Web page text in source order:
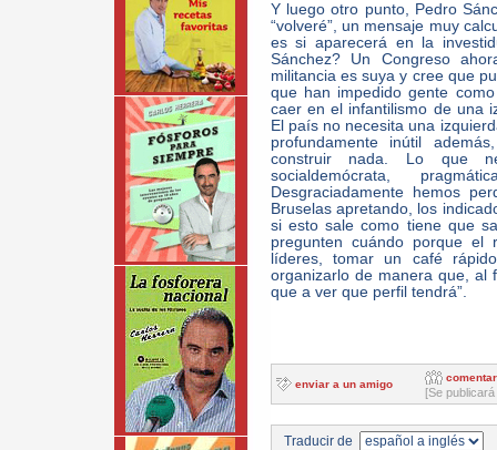
Y luego otro punto, Pedro
“volveré”, un mensaje muy
es si aparecerá en la
Sánchez? Un Congreso
militancia es suya y cree que
que han impedido gente
caer en el infantilismo de una
El país no necesita una
profundamente inútil
construir nada. Lo que
socialdemócrata,
Desgraciadamente hemos
Bruselas apretando, los
si esto sale como tiene que
pregunten cuándo porque
líderes, tomar un café
organizarlo de manera que, al
que a ver que perfil tendrá”.
enviar a un amigo
comentar
[Se
Traducir de